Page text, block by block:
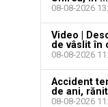
08-08-2026
Video |
de vâslit în
08-08-2026
Accident
de ani,
08-08-2026